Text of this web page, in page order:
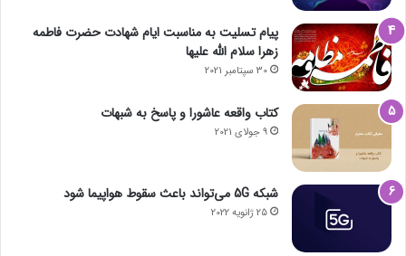
پیام تسلیت به مناسبت ایام شهادت حضرت فاطمه
زهرا سلام الله علیها
30 سپتامبر 2021
کتاب واقعه عاشورا و پاسخ به شبهات
9 جولای 2021
شبکه 5G می‌تواند باعث سقوط هواپیما شود
25 ژانویه 2022